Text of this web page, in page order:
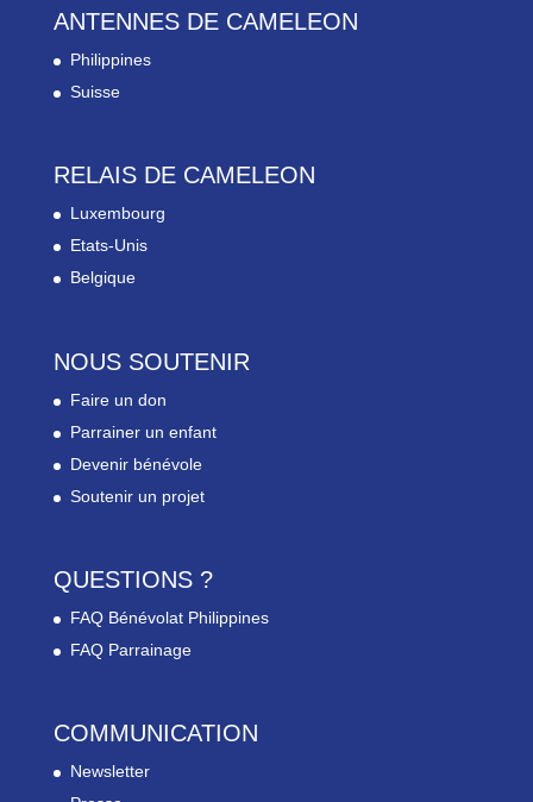
ANTENNES DE CAMELEON
Philippines
Suisse
RELAIS DE CAMELEON
Luxembourg
Etats-Unis
Belgique
NOUS SOUTENIR
Faire un don
Parrainer un enfant
Devenir bénévole
Soutenir un projet
QUESTIONS ?
FAQ Bénévolat Philippines
FAQ Parrainage
COMMUNICATION
Newsletter